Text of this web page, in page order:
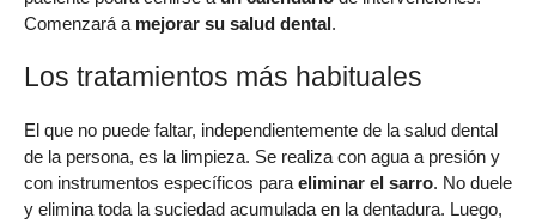
Comenzará a mejorar su salud dental.
Los tratamientos más habituales
El que no puede faltar, independientemente de la salud dental
de la persona, es la limpieza. Se realiza con agua a presión y
con instrumentos específicos para eliminar el sarro. No duele
y elimina toda la suciedad acumulada en la dentadura. Luego,